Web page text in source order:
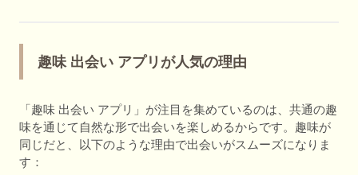
趣味 出会い アプリが人気の理由
「趣味 出会い アプリ」が注目を集めているのは、共通の趣
味を通じて自然な形で出会いを楽しめるからです。趣味が
同じだと、以下のような理由で出会いがスムーズになりま
す：